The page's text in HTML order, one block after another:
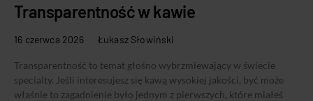
Transparentność w kawie
16 czerwca 2026 Łukasz Słowiński
Transparentność to temat głośno wybrzmiewający w świecie
specialty. Jeśli interesujesz się kawą wysokiej jakości, być może
właśnie to zagadnienie było jednym z pierwszych, które miałeś